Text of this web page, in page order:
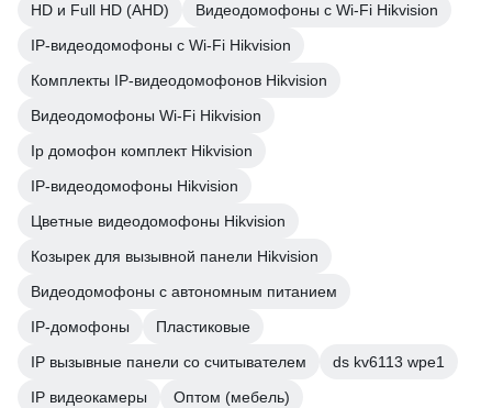
HD и Full HD (AHD)
Видеодомофоны с Wi-Fi Hikvision
IP-видеодомофоны с Wi-Fi Hikvision
Комплекты IP-видеодомофонов Hikvision
Видеодомофоны Wi-Fi Hikvision
Ip домофон комплект Hikvision
IP-видеодомофоны Hikvision
Цветные видеодомофоны Hikvision
Козырек для вызывной панели Hikvision
Видеодомофоны с автономным питанием
IP-домофоны
Пластиковые
IP вызывные панели со считывателем
ds kv6113 wpe1
IP видеокамеры
Оптом (мебель)